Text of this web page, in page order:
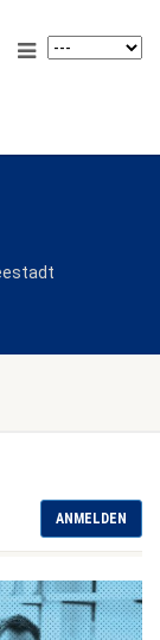
ANMELDEN